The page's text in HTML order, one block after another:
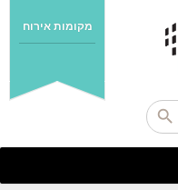
מקומות אירוח